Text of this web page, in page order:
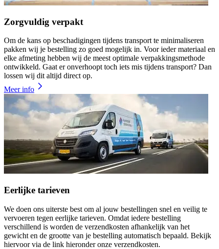
Zorgvuldig verpakt
Om de kans op beschadigingen tijdens transport te minimaliseren
pakken wij je bestelling zo goed mogelijk in. Voor ieder materiaal en
elke afmeting hebben wij de meest optimale verpakkingsmethode
ontwikkeld. Gaat er onverhoopt toch iets mis tijdens transport? Dan
lossen wij dit altijd direct op.
Meer info
Eerlijke tarieven
We doen ons uiterste best om al jouw bestellingen snel en veilig te
vervoeren tegen eerlijke tarieven. Omdat iedere bestelling
verschillend is worden de verzendkosten afhankelijk van het
gewicht en de grootte van je bestelling automatisch bepaald. Bekijk
hiervoor via de link hieronder onze verzendkosten.